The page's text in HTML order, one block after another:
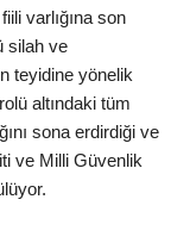
varlığına son
silah ve
teyidine yönelik
altındaki tüm
sona erdirdiği ve
ve Milli Güvenlik